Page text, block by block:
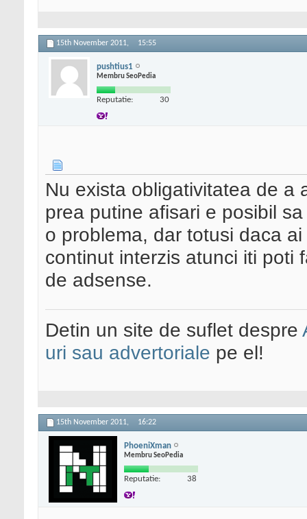
15th November 2011, 15:55
pushtius1
Membru SeoPedia
Reputatie: 30
Nu exista obligativitatea de a
prea putine afisari e posibil
o problema, dar totusi daca
continut interzis atunci iti poti
de adsense.
Detin un site de suflet despre
uri sau advertoriale pe el!
15th November 2011, 16:22
PhoeniXman
Membru SeoPedia
Reputatie: 38